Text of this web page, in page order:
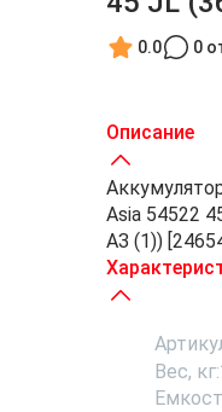
0.0 0
Описание
Asia 54522
АЗ (1))
Вес, кг: